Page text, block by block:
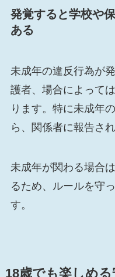
発覚すると学校や
ある
未成年の違反行為が
護者、場合によって
ります。特に未成年
ら、関係者に報告さ
未成年が関わる場合
るため、ルールを守
す。
18歳でも楽しめ